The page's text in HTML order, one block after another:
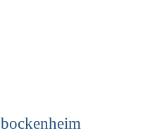
bockenheim